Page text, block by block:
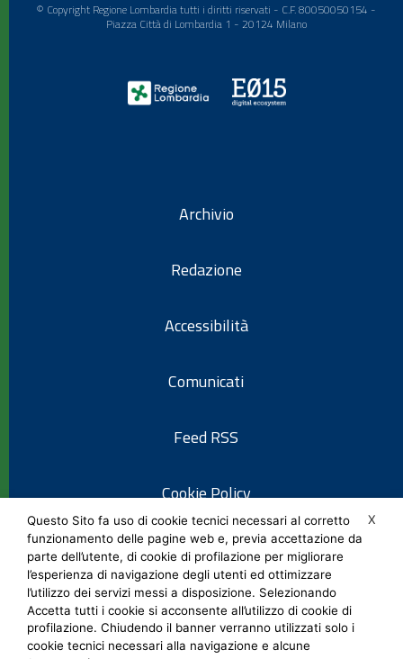
© Copyright Regione Lombardia tutti i diritti riservati - C.F. 80050050154 -
Piazza Città di Lombardia 1 - 20124 Milano
Archivio
Redazione
Accessibilità
Comunicati
Feed RSS
Cookie Policy
Informativa privacy
Note legali
X
Questo Sito fa uso di cookie tecnici necessari al corretto
funzionamento delle pagine web e, previa accettazione da
parte dell’utente, di cookie di profilazione per migliorare
l’esperienza di navigazione degli utenti ed ottimizzare
l’utilizzo dei servizi messi a disposizione. Selezionando
Accetta tutti i cookie si acconsente all’utilizzo di cookie di
profilazione. Chiudendo il banner verranno utilizzati solo i
cookie tecnici necessari alla navigazione e alcune